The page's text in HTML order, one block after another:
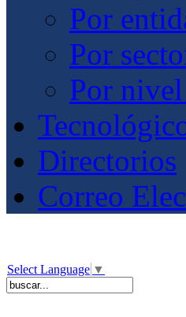
Por
Por
Por
Directorios
Correo
Select Language ▼